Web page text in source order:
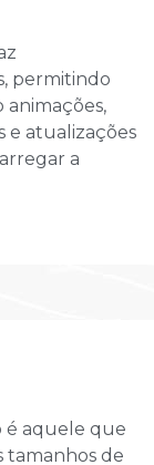
permitindo
animações,
e atualizações
a
é aquele que
tamanhos de